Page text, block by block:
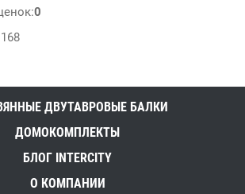
0
ДВУТАВРОВЫЕ БАЛКИ
ДОМОКОМПЛЕКТЫ
БЛОГ INTERCITY
О КОМПАНИИ